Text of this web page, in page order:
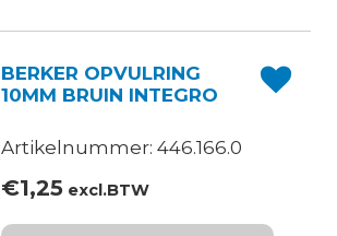
BERKER OPVULRING
10MM BRUIN INTEGRO
Artikelnummer: 446.166.0
€1,25excl.BTW